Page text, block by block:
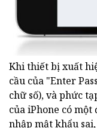
Khi thiết bị xuất
cầu của "Enter
chữ số), và phức
của iPhone có
nhập mật khẩu